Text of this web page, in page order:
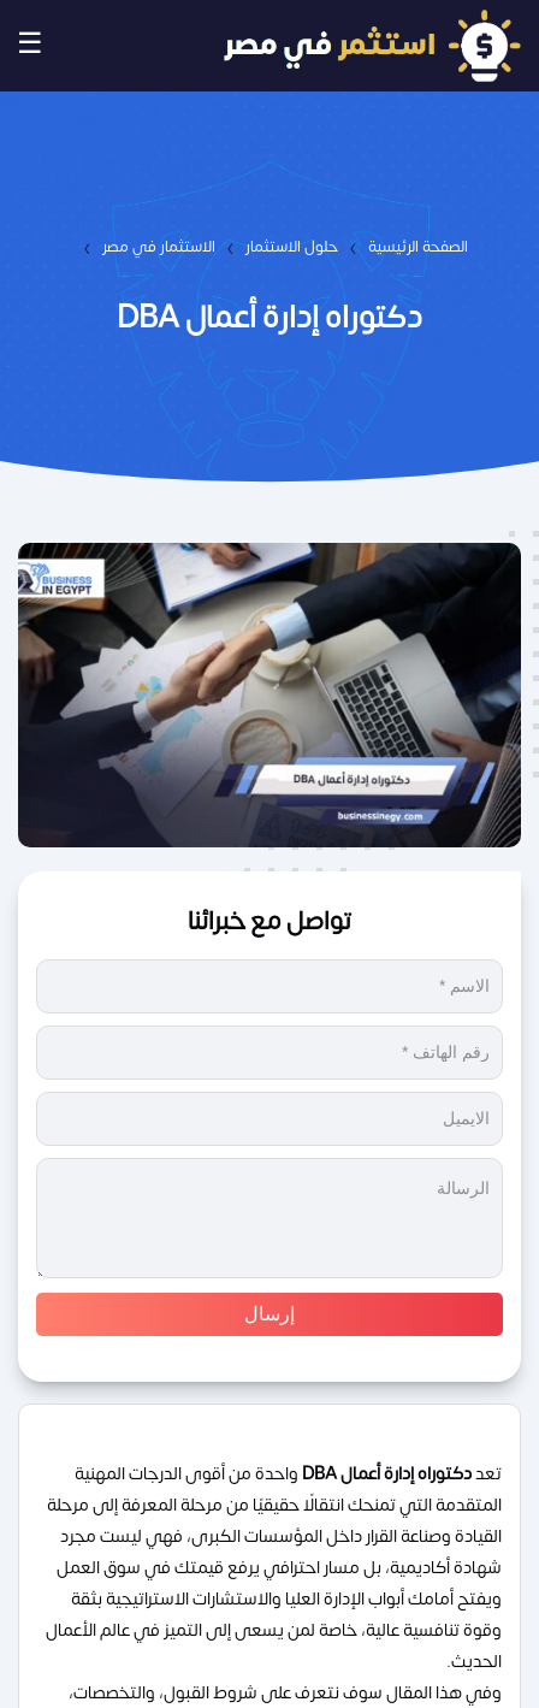
☰
الصفحة الرئيسية › حلول الاستثمار › الاستثمار في مصر ›
دكتوراه إدارة أعمال DBA
تواصل مع خبرائنا
تعددكتوراه إدارة أعمال DBA
واحدة من أقوى الدرجات المهنية
المتقدمة التي تمنحك انتقالًا حقيقيًا من مرحلة المعرفة إلى مرحلة
القيادة وصناعة القرار داخل المؤسسات الكبرى، فهي ليست مجرد
شهادة أكاديمية، بل مسار احترافي يرفع قيمتك في سوق العمل
ويفتح أمامك أبواب الإدارة العليا والاستشارات الاستراتيجية بثقة
وقوة تنافسية عالية، خاصة لمن يسعى إلى التميز في عالم الأعمال
الحديث.
وفي هذا المقال سوف نتعرف على شروط القبول، والتخصصات،